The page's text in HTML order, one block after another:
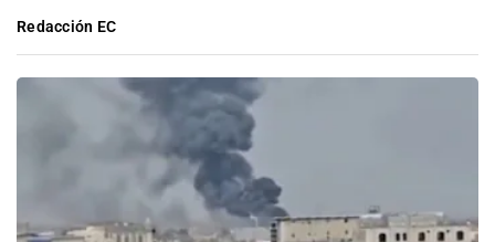
Redacción EC